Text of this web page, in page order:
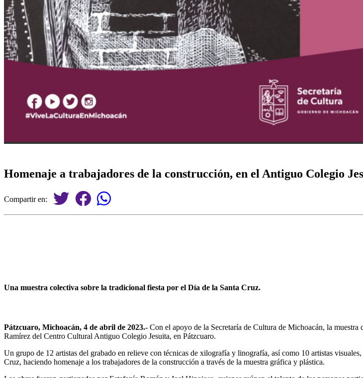
Homenaje a trabajadores de la construcción, en el Antiguo Colegio
Compartir en:
Una muestra colectiva sobre la tradicional fiesta por el Día de la Santa Cruz.
Pátzcuaro, Michoacán, 4 de abril de 2023.- Con el apoyo de la Secretaría de Cultura de Michoacán, la
Ramírez del Centro Cultural Antiguo Colegio Jesuita, en Pátzcuaro.
Un grupo de 12 artistas del grabado en relieve con técnicas de xilografía y linografía, así como 10 artistas
Cruz, haciendo homenaje a los trabajadores de la construcción a través de la muestra gráfica y plástica.